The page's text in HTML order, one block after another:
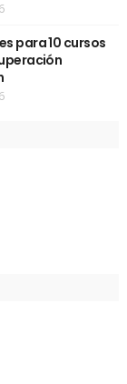
para 10 cursos